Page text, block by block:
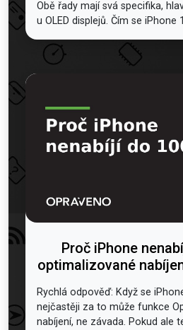
Obě řady mají svá specifika,
u OLED displejů. Čím se iPhone
Proč iPhone
optimalizované
Rychlá odpověď: Když se
nejčastěji za to může funkce
nabíjení, ne závada. Pokud ale